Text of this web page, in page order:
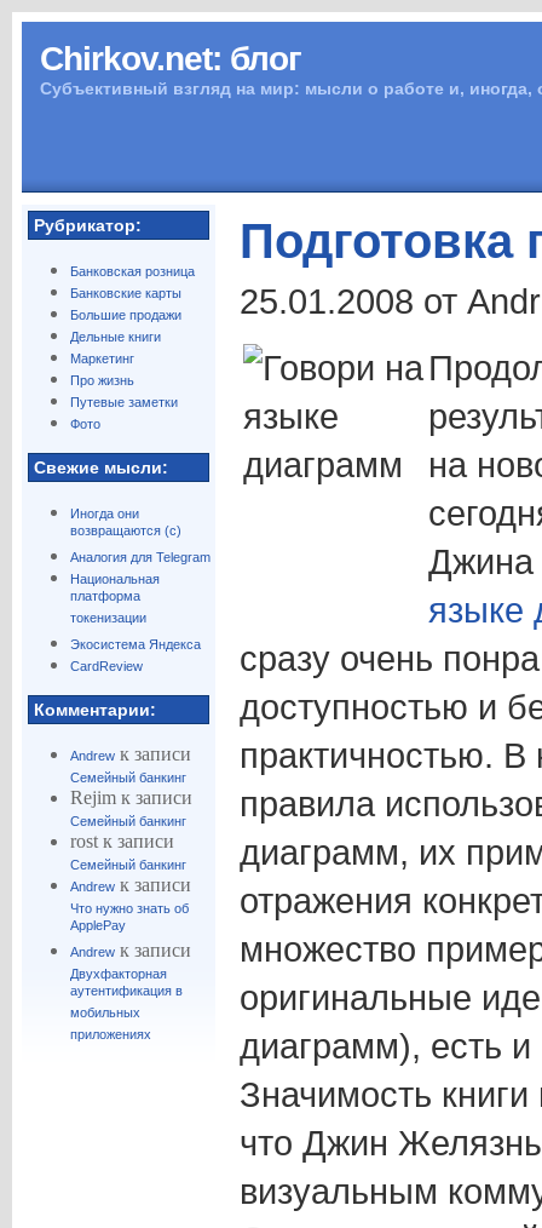
Chirkov.net: блог
Субъективный взгляд на мир: мысли о работе и,
Рубрикатор:
Банковская розница
Банковские карты
Большие продажи
Дельные книги
Маркетинг
Про жизнь
Путевые заметки
Фото
Свежие мысли:
Иногда они
возвращаются (с)
Аналогия для Telegram
Национальная
платформа
токенизации
Экосистема Яндекса
CardReview
Комментарии:
Andrewк записи
Семейный банкинг
Rejimк записи
Семейный банкинг
rostк записи
Семейный банкинг
Andrewк записи
Что нужно знать об
ApplePay
Andrewк записи
Двухфакторная
аутентификация в
мобильных
приложениях
Подготовка
25.01.2008 от
на
языке
сразу очень
доступностью и
практичностью. В
правила
диаграмм, их
отражения
множество
оригинальные
диаграмм), есть и
Значимость книги
что Джин
визуальным